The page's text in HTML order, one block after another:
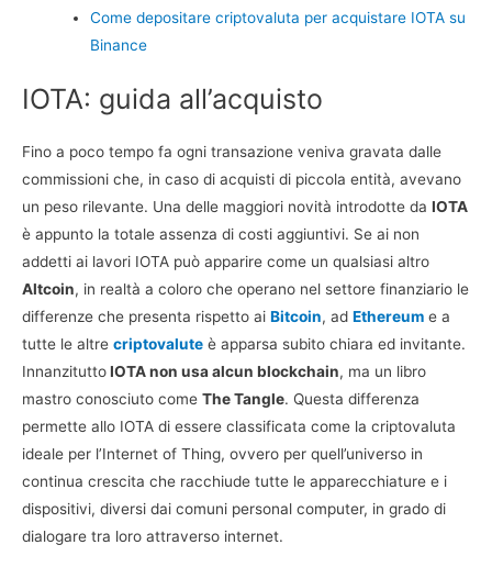
Come depositare criptovaluta per acquistare IOTA su
Binance
IOTA: guida all’acquisto
Fino a poco tempo fa ogni transazione veniva gravata dalle
commissioni che, in caso di acquisti di piccola entità, avevano
un peso rilevante. Una delle maggiori novità introdotte da IOTA
è appunto la totale assenza di costi aggiuntivi. Se ai non
addetti ai lavori IOTA può apparire come un qualsiasi altro
Altcoin, in realtà a coloro che operano nel settore finanziario le
differenze che presenta rispetto ai Bitcoin, ad Ethereum e a
tutte le altre criptovalute è apparsa subito chiara ed invitante.
InnanzituttoIOTA non usa alcun blockchain, ma un libro
mastro conosciuto come The Tangle. Questa differenza
permette allo IOTA di essere classificata come la criptovaluta
ideale per l’Internet of Thing, ovvero per quell’universo in
continua crescita che racchiude tutte le apparecchiature e i
dispositivi, diversi dai comuni personal computer, in grado di
dialogare tra loro attraverso internet.